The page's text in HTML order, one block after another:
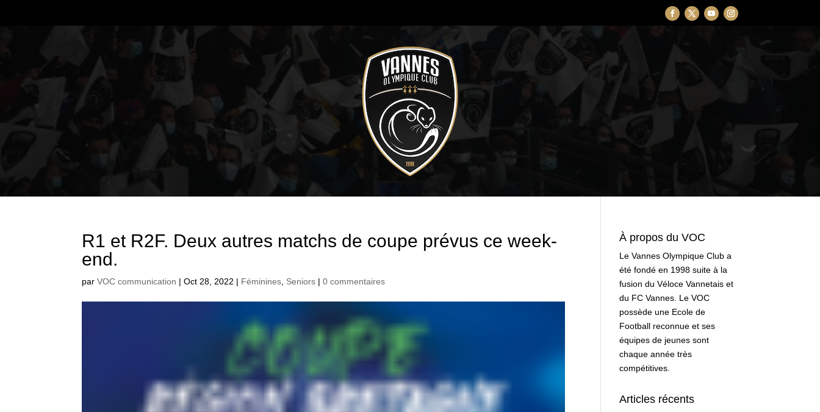
R1 et R2F. Deux autres matchs de coupe prévus ce week-
end.
parVOC communication |Oct 28, 2022 | Féminines, Seniors |0 commentaires
À propos du VOC
Le Vannes Olympique Club a
été fondé en 1998 suite à la
fusion du Véloce Vannetais et
du FC Vannes. Le VOC
possède une Ecole de
Football reconnue et ses
équipes de jeunes sont
chaque année très
compétitives.
Articles récents